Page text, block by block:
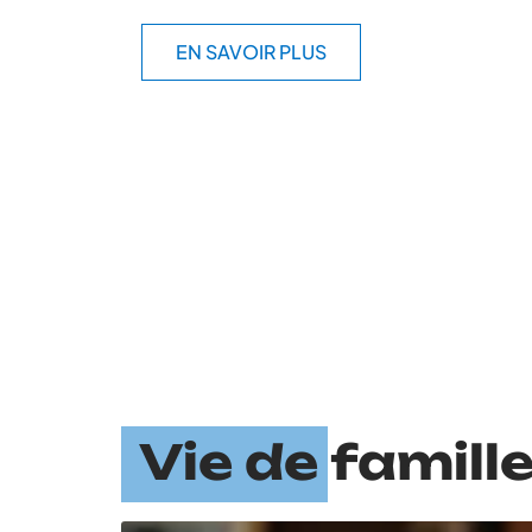
EN SAVOIR PLUS
Vie de